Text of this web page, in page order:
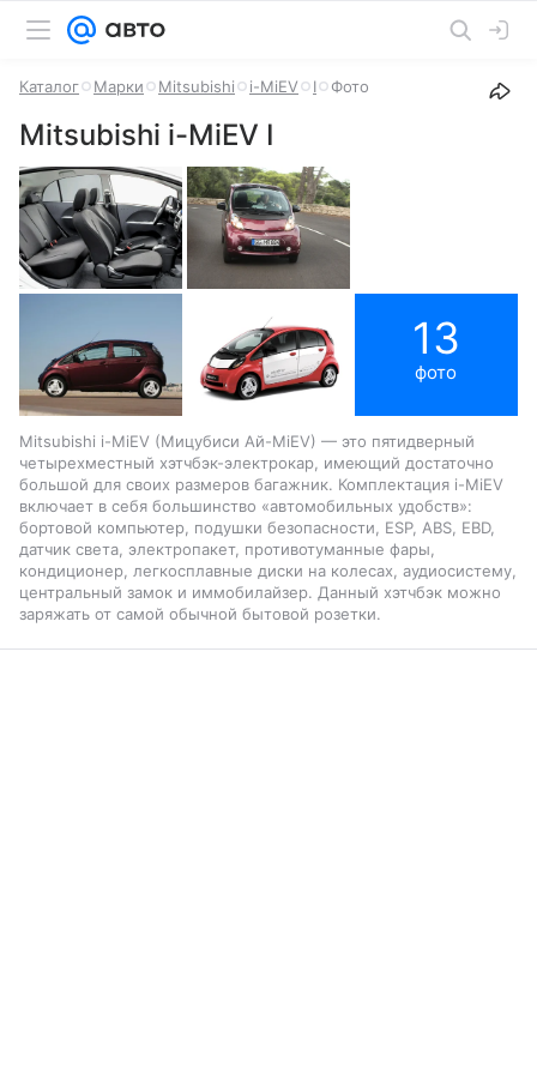
Каталог Марки Mitsubishi i-MiEV I Фото
Mitsubishi i-MiEV I
13
фото
Mitsubishi i-MiEV (Мицубиси Ай-MiEV) — это пятидверный
четырехместный хэтчбэк-электрокар, имеющий достаточно
большой для своих размеров багажник. Комплектация i-MiEV
включает в себя большинство «автомобильных удобств»:
бортовой компьютер, подушки безопасности, ESP, ABS, EBD,
датчик света, электропакет, противотуманные фары,
кондиционер, легкосплавные диски на колесах, аудиосистему,
центральный замок и иммобилайзер. Данный хэтчбэк можно
заряжать от самой обычной бытовой розетки.